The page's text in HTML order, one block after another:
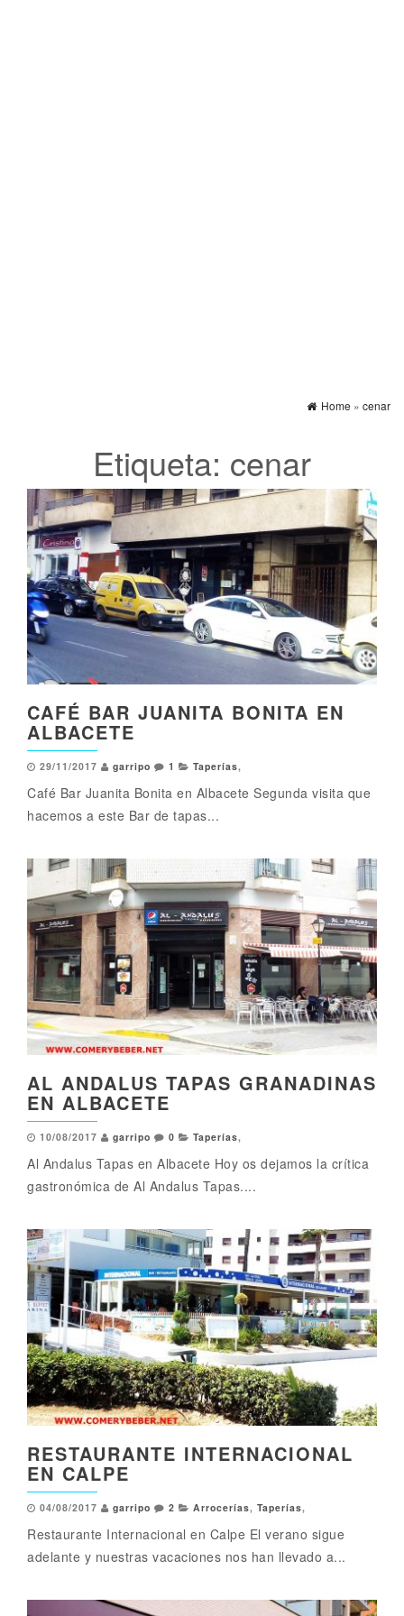
Home » cenar
Etiqueta: cenar
CAFÉ BAR JUANITA BONITA EN
ALBACETE
29/11/2017 garripo 1 Taperías,
Café Bar Juanita Bonita en Albacete Segunda visita que
hacemos a este Bar de tapas...
AL ANDALUS TAPAS GRANADINAS
EN ALBACETE
10/08/2017 garripo 0 Taperías,
Al Andalus Tapas en Albacete Hoy os dejamos la crítica
gastronómica de Al Andalus Tapas....
RESTAURANTE INTERNACIONAL
EN CALPE
04/08/2017 garripo 2 Arrocerías, Taperías,
Restaurante Internacional en Calpe El verano sigue
adelante y nuestras vacaciones nos han llevado a...